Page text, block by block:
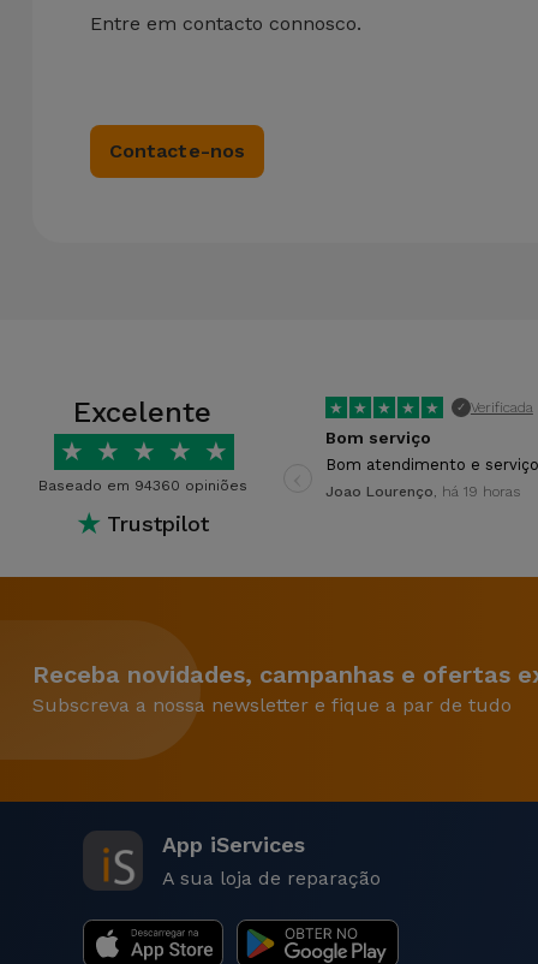
Entre em contacto connosco.
Contacte-nos
Excelente
★ ★ ★ ★ ★
Baseado em 94360 opiniões
★ Trustpilot
★ ★ ★ ★ ★ ✓ Verificada
Bom serviço
Bom atendimento e
Joao Lourenço, há 19 horas
Receba novidades, campanhas e ofertas
Subscreva a nossa newsletter e fique a par de tudo
App iServices
A sua loja de reparação